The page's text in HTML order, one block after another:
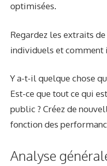
optimisées.
Regardez les extraits
individuels et comment
Y a-t-il quelque chose
Est-ce que tout ce qui
public ? Créez de
fonction des
Analyse